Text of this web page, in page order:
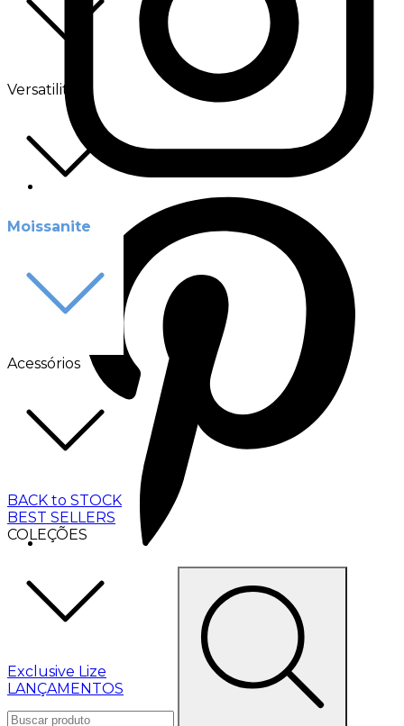
Versatilité
Moissanite
Acessórios
BACK to STOCK
BEST SELLERS
COLEÇÕES
Exclusive Lize
LANÇAMENTOS